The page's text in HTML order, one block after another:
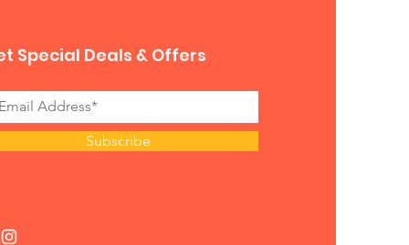
Special Deals & Offers
Subscribe